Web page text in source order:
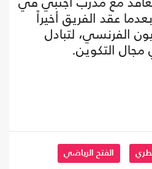
عقد الفريق أخيراً
الفرنسي، لتبادل
مجال التكوين.
الفتح الرياضي